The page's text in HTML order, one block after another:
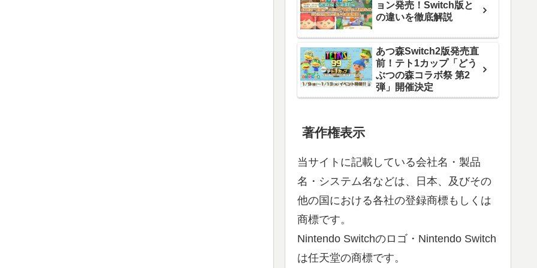
ョン発売！Switch版と
の違いを徹底解説
あつ森Switch2版発売直
前！テト1カップ「どう
ぶつの森コラボ祭 第2
弾」開催決定
著作権表示
当サイトに記載している会社名・製品
名・システム名などは、日本、及びその
他の国における各社の登録商標もしくは
商標です。
Nintendo Switchのロゴ・Nintendo Switch
は任天堂の商標です。